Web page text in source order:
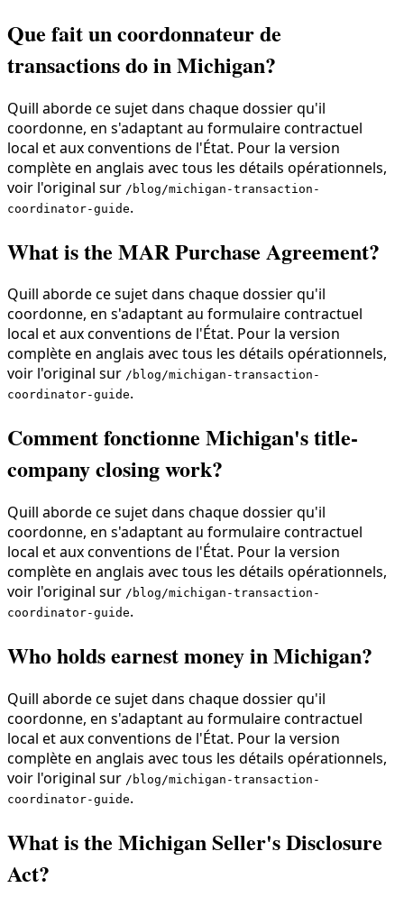
Que fait un coordonnateur de
transactions do in Michigan?
Quill aborde ce sujet dans chaque dossier qu'il
coordonne, en s'adaptant au formulaire contractuel
local et aux conventions de l'État. Pour la version
complète en anglais avec tous les détails opérationnels,
voir l'original sur /blog/michigan-transaction-
coordinator-guide.
What is the MAR Purchase Agreement?
Quill aborde ce sujet dans chaque dossier qu'il
coordonne, en s'adaptant au formulaire contractuel
local et aux conventions de l'État. Pour la version
complète en anglais avec tous les détails opérationnels,
voir l'original sur /blog/michigan-transaction-
coordinator-guide.
Comment fonctionne Michigan's title-
company closing work?
Quill aborde ce sujet dans chaque dossier qu'il
coordonne, en s'adaptant au formulaire contractuel
local et aux conventions de l'État. Pour la version
complète en anglais avec tous les détails opérationnels,
voir l'original sur /blog/michigan-transaction-
coordinator-guide.
Who holds earnest money in Michigan?
Quill aborde ce sujet dans chaque dossier qu'il
coordonne, en s'adaptant au formulaire contractuel
local et aux conventions de l'État. Pour la version
complète en anglais avec tous les détails opérationnels,
voir l'original sur /blog/michigan-transaction-
coordinator-guide.
What is the Michigan Seller's Disclosure
Act?